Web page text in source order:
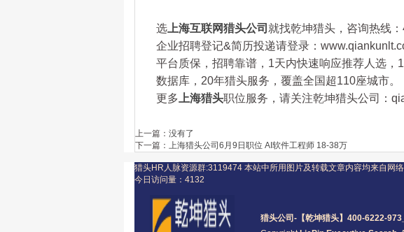
选 上海互联网猎头公司 就找乾坤猎头，咨询热线
企业招聘登记&简历投递请登录：
平台质保，招聘靠谱，1天内快速响应推荐人选
数据库，20年猎头服务，覆盖全国超110座城市。
更多 上海猎头职位服务，请关注乾坤猎头公司：
上一篇： 没有了
下一篇： 上海猎头公司6月9日职位 AI软件工程师 18-38万
猎头公司 -【乾坤猎头】400-6222-973_
猎头HR人脉资源群:3119474 本站中所用图片及转载文章内容均来自网
今日访问量： 4132